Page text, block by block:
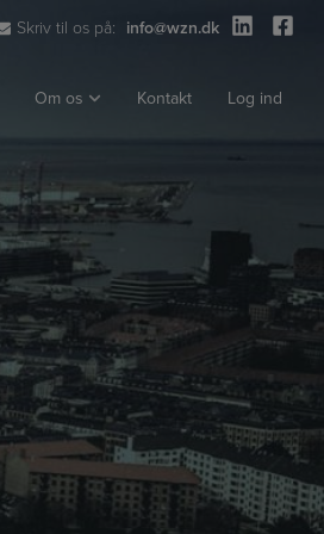
Skriv til os på: info@wzn.dk
Om os Kontakt Log ind